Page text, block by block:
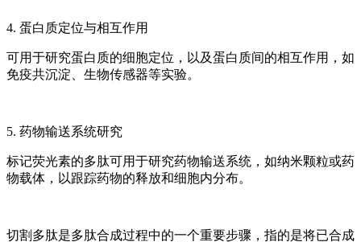
4. 蛋白质定位与相互作用
可用于研究蛋白质的细胞定位，以及蛋白质间的相互作用，如
免疫共沉淀、生物传感器等实验。
5. 药物输送系统研究
标记荧光素的多肽可用于研究药物输送系统，如纳米颗粒或药
物载体，以跟踪药物的释放和细胞内分布。
切割多肽是多肽合成过程中的一个重要步骤，指的是将已合成